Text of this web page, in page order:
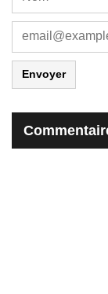
Envoyer